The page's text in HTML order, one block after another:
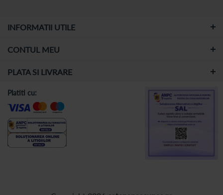
INFORMATII UTILE
CONTUL MEU
PLATA SI LIVRARE
Platiti cu: